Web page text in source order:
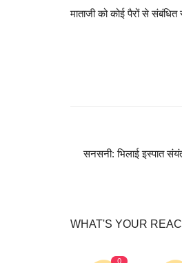
माताजी को कोई पैरों से
सनसनी: भिलाई इस्पात
WHAT'S YOUR
0
ओडिशा
VIDEO नगर